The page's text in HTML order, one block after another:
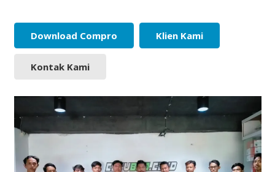
Download Compro Klien Kami
Kontak Kami